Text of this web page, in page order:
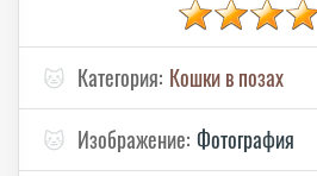
🐱 Категория: Кошки в позах
🐱 Изображение: Фотография